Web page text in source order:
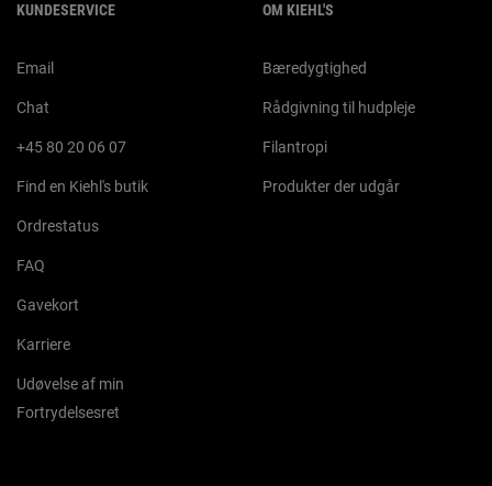
KUNDESERVICE
Email
Chat
+45 80 20 06 07
Find en Kiehl's butik
Ordrestatus
FAQ
Gavekort
Karriere
Udøvelse af min
Fortrydelsesret
OM KIEHL'S
Bæredygtighed
Rådgivning til hudpleje
Filantropi
Produkter der udgår